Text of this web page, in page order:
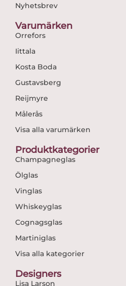
Nyhetsbrev
Varumärken
Orrefors
Iittala
Kosta Boda
Gustavsberg
Reijmyre
Målerås
Visa alla varumärken
Produktkategorier
Champagneglas
Ölglas
Vinglas
Whiskeyglas
Cognagsglas
Martiniglas
Visa alla kategorier
Designers
Lisa Larson